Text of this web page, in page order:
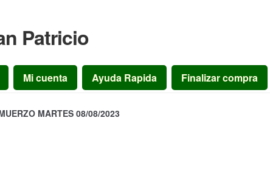
Patricio
Mi cuenta Ayuda Rapida Finalizar compra
MARTES 08/08/2023